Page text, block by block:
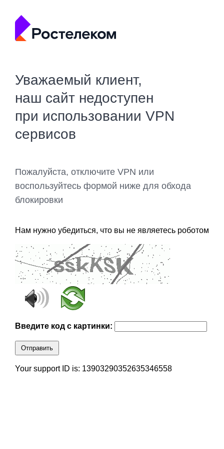
Уважаемый клиент,
наш сайт недоступен
при использовании VPN
сервисов
Пожалуйста, отключите VPN или
воспользуйтесь формой ниже для обхода
блокировки
Нам нужно убедиться, что вы не являетесь роботом
Введите код с картинки:
Отправить
Your support ID is: 13903290352635346558